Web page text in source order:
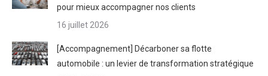
pour mieux accompagner nos clients
16 juillet 2026
[Accompagnement] Décarboner sa flotte
automobile : un levier de transformation stratégique